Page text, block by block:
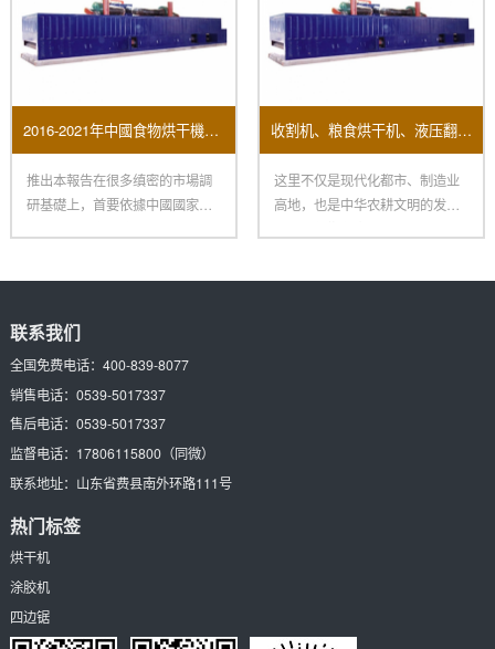
2016-2021年中國食物烘干機市場远景及投資機會研讨報告
推出本報告在很多缜密的市場調
研基礎上，首要依據中國國家統
收割机、粮食烘干机、液压翻转犁、脱粒机……涵盖农事全环节 “郑州造”一键打包
这里不仅是现代化都市、制造业
高地，也是中华农耕文明的发祥
联系我们
全国免费电话： 400-839-8077
销售电话： 0539-5017337
售后电话： 0539-5017337
监督电话： 17806115800（同微）
联系地址： 山东省费县南外环路111号
热门标签
烘干机
涂胶机
四边锯